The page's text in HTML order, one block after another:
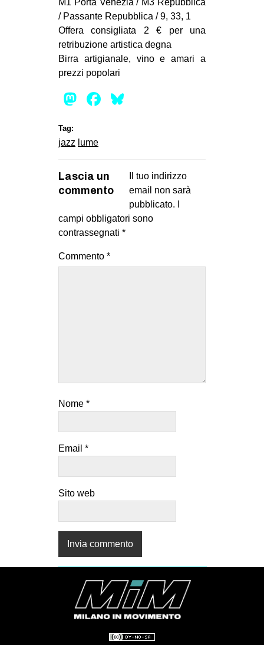
M1 Porta Venezia / M3 Repubblica
/ Passante Repubblica / 9, 33, 1
Offera consigliata 2 € per una
retribuzione artistica degna
Birra artigianale, vino e amari a
prezzi popolari
Mastodon
Facebook
Tag:
jazz lume
Lascia un
commento
Il tuo indirizzo
email non sarà
pubblicato.
campi obbligatori sono
contrassegnati *
Commento *
Nome *
Email *
Sito web